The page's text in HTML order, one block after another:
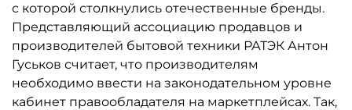
с которой столкнулись отечественные бренды.
Представляющий ассоциацию продавцов и
производителей бытовой техники РАТЭК Антон
Гуськов считает, что производителям
необходимо ввести на законодательном уровне
кабинет правообладателя на маркетплейсах. Так,